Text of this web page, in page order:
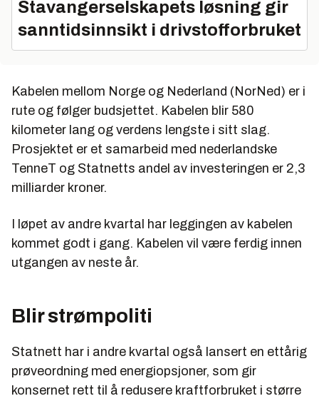
Stavangerselskapets løsning gir
sanntidsinnsikt i drivstofforbruket
Kabelen mellom Norge og Nederland (NorNed) er i
rute og følger budsjettet. Kabelen blir 580
kilometer lang og verdens lengste i sitt slag.
Prosjektet er et samarbeid med nederlandske
TenneT og Statnetts andel av investeringen er 2,3
milliarder kroner.
I løpet av andre kvartal har leggingen av kabelen
kommet godt i gang. Kabelen vil være ferdig innen
utgangen av neste år.
Blir strømpoliti
Statnett har i andre kvartal også lansert en ettårig
prøveordning med energiopsjoner, som gir
konsernet rett til å redusere kraftforbruket i større